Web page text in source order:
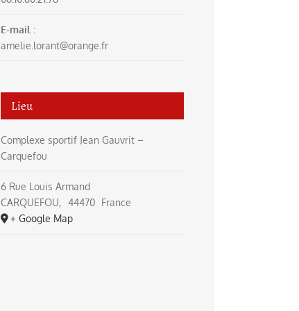
E-mail :
amelie.lorant@orange.fr
Lieu
Complexe sportif Jean Gauvrit –
Carquefou
6 Rue Louis Armand
CARQUEFOU, 44470
France
+ Google Map